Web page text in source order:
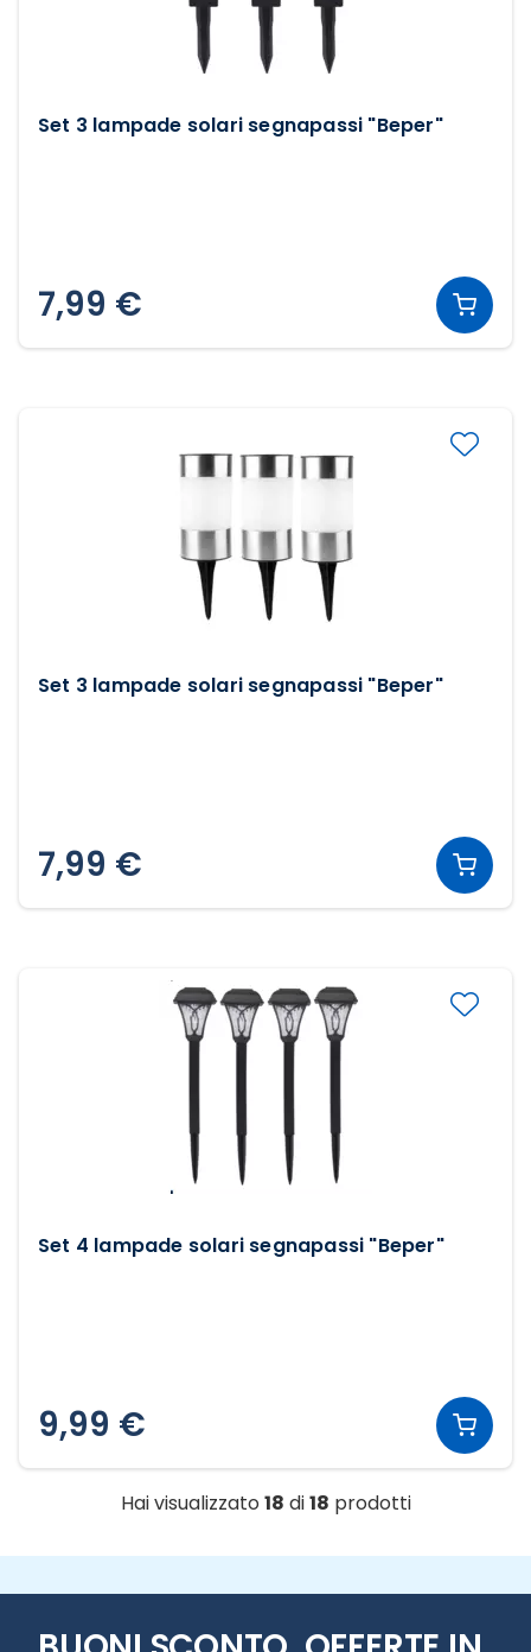
Set 3 lampade solari segnapassi "Beper"
7,99 €
Set 3 lampade solari segnapassi "Beper"
7,99 €
Set 4 lampade solari segnapassi "Beper"
9,99 €
Hai visualizzato 18 di18 prodotti